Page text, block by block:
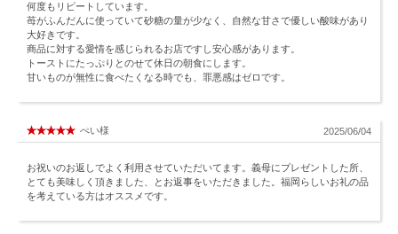
何度もリピートしています。
苺がふんだんに使っていて砂糖の量が少なく、自然な甘さで優しい酸味があり
大好きです。
商品に対する愛情を感じられるお店ですし安心感があります。
トーストにたっぷりとのせて休日の朝食にします。
甘いものが無性に食べたくなる時でも、罪悪感はゼロです。
ぺい様 2025/06/04
お祝いのお返しでよく利用させていただいてます。義母にプレゼントした所、
とても美味しく頂きました、とお返事をいただきました。福岡らしいお礼の品
を考えている方はオススメです。